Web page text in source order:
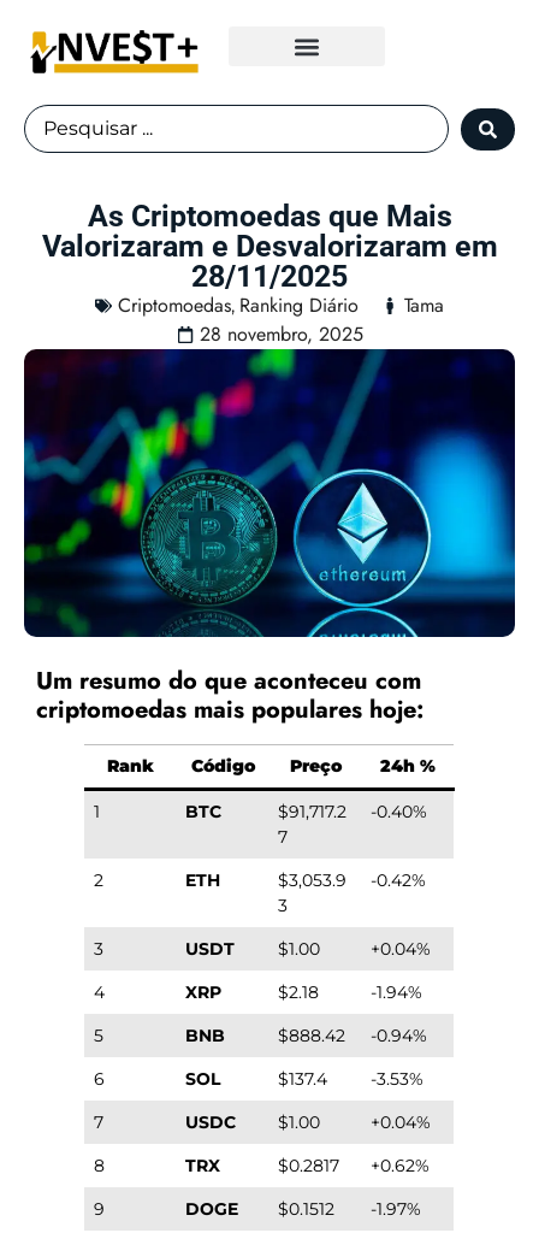
As Criptomoedas que Mais
Valorizaram e Desvalorizaram em
28/11/2025
Criptomoedas, Ranking Diário
Tama
28 novembro, 2025
Um resumo do que aconteceu com
criptomoedas mais populares hoje:
Rank Código Preço 24h %
1 BTC
$91,717.2
7
-0.40%
2 ETH
$3,053.9
3
-0.42%
3 USDT $1.00
+0.04%
4
XRP $2.18
-1.94%
5
BNB $888.42
-0.94%
6
SOL $137.4
-3.53%
7
USDC $1.00
+0.04%
8
TRX $0.2817
+0.62%
9
DOGE $0.1512
-1.97%